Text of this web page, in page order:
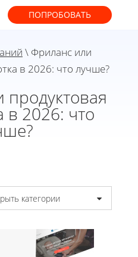
ПОПРОБОВАТЬ
\ Фриланс или
в 2026: что лучше?
в 2026: что
категории